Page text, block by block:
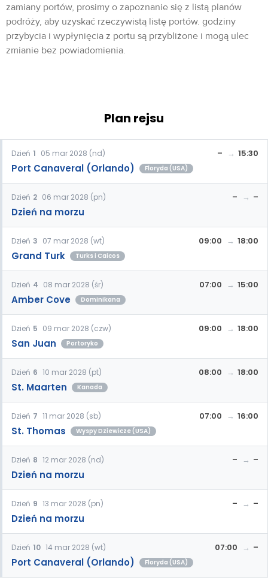
zamiany portów, prosimy o zapoznanie się z listą planów
podróży, aby uzyskać rzeczywistą listę portów. godziny
przybycia i wypłynięcia z portu są przybliżone i mogą ulec
zmianie bez powiadomienia.
Plan rejsu
Dzień 1 05 mar 2028 (nd)
Port Canaveral (Orlando) Floryda (USA)
– 15:30
Dzień 2 06 mar 2028 (pn)
Dzień na morzu
– –
Dzień 3 07 mar 2028 (wt)
Grand Turk Turks i Caicos
09:00 18:00
Dzień 4 08 mar 2028 (śr)
Amber Cove Dominikana
07:00 15:00
Dzień 5 09 mar 2028 (czw)
San Juan Portoryko
09:00 18:00
Dzień 6 10 mar 2028 (pt)
St. Maarten Kanada
08:00 18:00
Dzień 7 11 mar 2028 (sb)
St. Thomas Wyspy Dziewicze (USA)
07:00 16:00
Dzień 8 12 mar 2028 (nd)
Dzień na morzu
– –
Dzień 9 13 mar 2028 (pn)
Dzień na morzu
– –
Dzień 10 14 mar 2028 (wt)
Port Canaveral (Orlando) Floryda (USA)
07:00 –